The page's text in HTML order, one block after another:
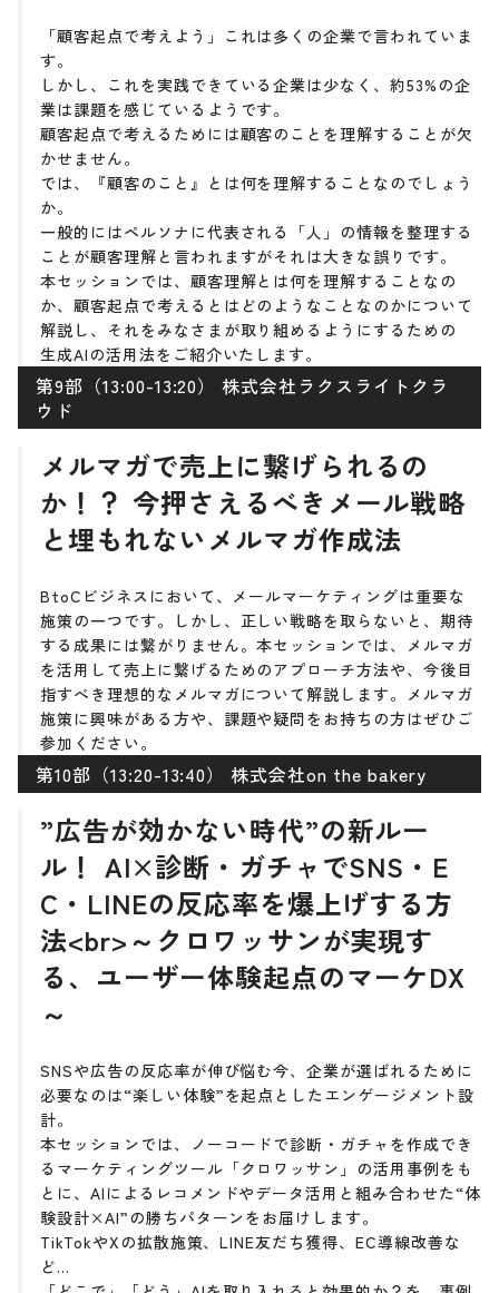
「顧客起点で考えよう」これは多くの企業で言われていま
す。
しかし、これを実践できている企業は少なく、約53%の企
業は課題を感じているようです。
顧客起点で考えるためには顧客のことを理解することが欠
かせません。
では、『顧客のこと』とは何を理解することなのでしょう
か。
一般的にはペルソナに代表される「人」の情報を整理する
ことが顧客理解と言われますがそれは大きな誤りです。
本セッションでは、顧客理解とは何を理解することなの
か、顧客起点で考えるとはどのようなことなのかについて
解説し、それをみなさまが取り組めるようにするための
生成AIの活用法をご紹介いたします。
第9部（13:00-13:20） 株式会社ラクスライトクラ
ウド
メルマガで売上に繋げられるの
か！？ 今押さえるべきメール戦略
と埋もれないメルマガ作成法
BtoCビジネスにおいて、メールマーケティングは重要な
施策の一つです。しかし、正しい戦略を取らないと、期待
する成果には繋がりません。本セッションでは、メルマガ
を活用して売上に繋げるためのアプローチ方法や、今後目
指すべき理想的なメルマガについて解説します。メルマガ
施策に興味がある方や、課題や疑問をお持ちの方はぜひご
参加ください。
第10部（13:20-13:40） 株式会社on the bakery
”広告が効かない時代”の新ルー
ル！ AI×診断・ガチャでSNS・E
C・LINEの反応率を爆上げする方
法<br>～クロワッサンが実現す
る、ユーザー体験起点のマーケDX
～
SNSや広告の反応率が伸び悩む今、企業が選ばれるために
必要なのは“楽しい体験”を起点としたエンゲージメント設
計。
本セッションでは、ノーコードで診断・ガチャを作成でき
るマーケティングツール「クロワッサン」の活用事例をも
とに、AIによるレコメンドやデータ活用と組み合わせた“体
験設計×AI”の勝ちパターンをお届けします。
TikTokやXの拡散施策、LINE友だち獲得、EC導線改善な
ど…